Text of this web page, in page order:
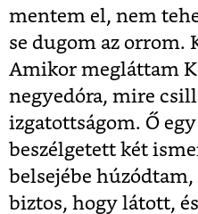
mentem el, nem
se dugom az orrom.
Amikor megláttam
negyedóra, mire
izgatottságom. Ő
beszélgetett két
belsejébe
biztos, hogy látott,